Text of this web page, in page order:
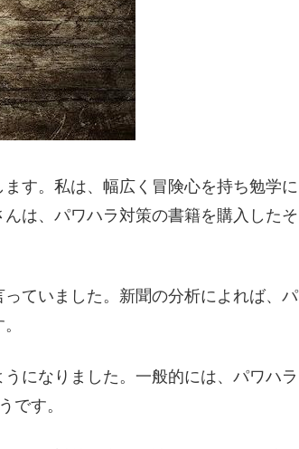
す。私は、幅広く冒険心を持ち勉学に
は、パワハラ対策の書籍を購入したそ
ていました。新聞の分析によれば、パ
になりました。一般的には、パワハラ
です。